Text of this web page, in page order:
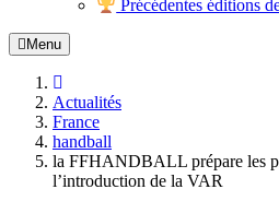
Précédentes éditions
Menu
Actualités
France
handball
la FFHANDBALL prépare les
l’introduction de la VAR